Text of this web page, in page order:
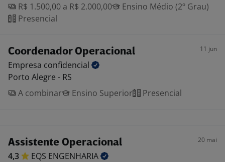
R$ 1.500,00 a R$ 2.000,00
Ensino Médio (2º Grau)
Presencial
Coordenador Operacional 11 jun
Empresa confidencial
Porto Alegre - RS
A combinar
Ensino Superior Presencial
Assistente Operacional 20 mai
4,3 EQS ENGENHARIA